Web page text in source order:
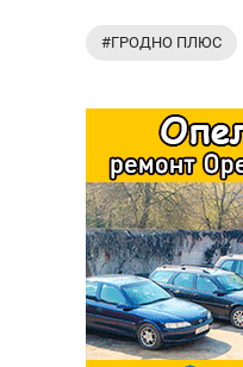
#ГРОДНО ПЛЮС